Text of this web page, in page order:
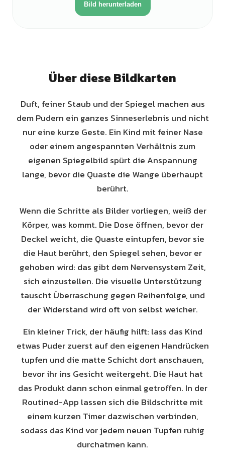
Bild herunterladen
Über diese Bildkarten
Duft, feiner Staub und der Spiegel machen aus
dem Pudern ein ganzes Sinneserlebnis und nicht
nur eine kurze Geste. Ein Kind mit feiner Nase
oder einem angespannten Verhältnis zum
eigenen Spiegelbild spürt die Anspannung
lange, bevor die Quaste die Wange überhaupt
berührt.
Wenn die Schritte als Bilder vorliegen, weiß der
Körper, was kommt. Die Dose öffnen, bevor der
Deckel weicht, die Quaste eintupfen, bevor sie
die Haut berührt, den Spiegel sehen, bevor er
gehoben wird: das gibt dem Nervensystem Zeit,
sich einzustellen. Die visuelle Unterstützung
tauscht Überraschung gegen Reihenfolge, und
der Widerstand wird oft von selbst weicher.
Ein kleiner Trick, der häufig hilft: lass das Kind
etwas Puder zuerst auf den eigenen Handrücken
tupfen und die matte Schicht dort anschauen,
bevor ihr ins Gesicht weitergeht. Die Haut hat
das Produkt dann schon einmal getroffen. In der
Routined-App lassen sich die Bildschritte mit
einem kurzen Timer dazwischen verbinden,
sodass das Kind vor jedem neuen Tupfen ruhig
durchatmen kann.